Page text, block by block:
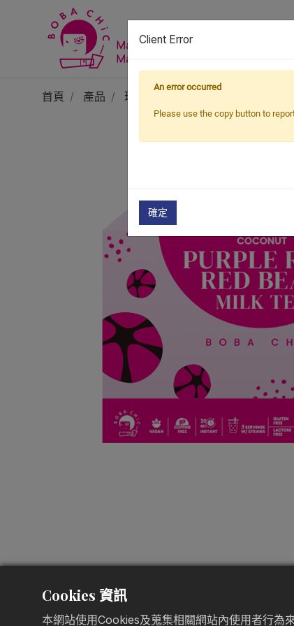
首頁 產品 珍奶套組
Cookies 資訊
本網站使用Cookies及蒐集相關網站內使用者行為
Client Error
An error occurred
Please use the copy button to
確定